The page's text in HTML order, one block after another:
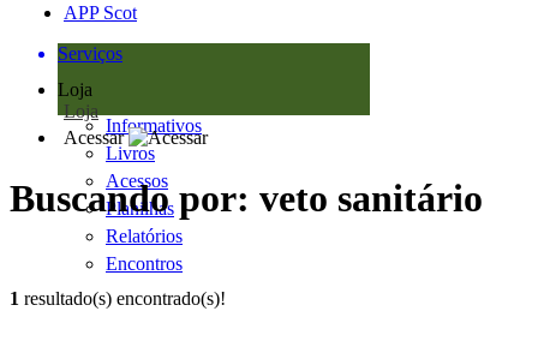
APP Scot
Serviços
Loja
Loja
Informativos
Livros
Acessos
Planilhas
Relatórios
Encontros
Acessar
Buscando por: veto sanitário
1 resultado(s) encontrado(s)!